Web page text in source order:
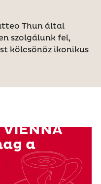
Thun által
szolgálunk fel,
kölcsönöz ikonikus
a